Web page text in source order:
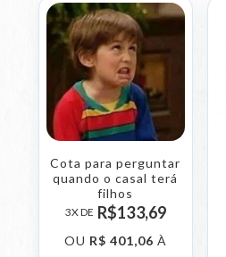
Cota para perguntar
quando o casal terá
filhos
3X DE R$133,69
OU R$ 401,06 À